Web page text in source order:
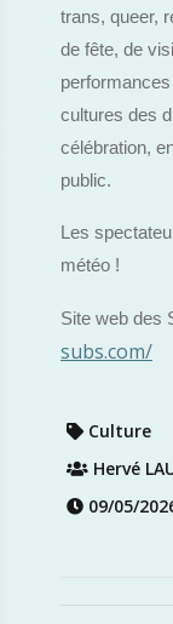
trans, queer,
de fête, de
cultures des
célébration,
public.
Les
météo !
Site web des
subs.com/
Culture
Hervé
09/05/